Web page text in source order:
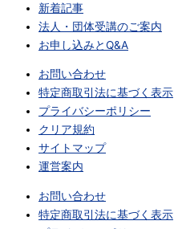
新着記事
法人・団体受講のご案内
お申し込みとQ&A
お問い合わせ
特定商取引法に基づく表示
プライバシーポリシー
クリア規約
サイトマップ
運営案内
お問い合わせ
特定商取引法に基づく表示